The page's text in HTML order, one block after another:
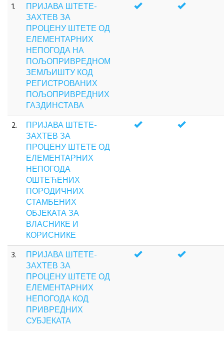
1.
ПРИЈАВА ШТЕТЕ-
ЗАХТЕВ ЗА
ПРОЦЕНУ ШТЕТЕ ОД
ЕЛЕМЕНТАРНИХ
НЕПОГОДА НА
ПОЉОПРИВРЕДНОМ
ЗЕМЉИШТУ КОД
РЕГИСТРОВАНИХ
ПОЉОПРИВРЕДНИХ
ГАЗДИНСТАВА
2.
ПРИЈАВА ШТЕТЕ-
ЗАХТЕВ ЗА
ПРОЦЕНУ ШТЕТЕ ОД
ЕЛЕМЕНТАРНИХ
НЕПОГОДА
ОШТЕЋЕНИХ
ПОРОДИЧНИХ
СТАМБЕНИХ
ОБЈЕКАТА ЗА
ВЛАСНИКЕ И
КОРИСНИКЕ
3.
ПРИЈАВА ШТЕТЕ-
ЗАХТЕВ ЗА
ПРОЦЕНУ ШТЕТЕ ОД
ЕЛЕМЕНТАРНИХ
НЕПОГОДА КОД
ПРИВРЕДНИХ
СУБЈЕКАТА